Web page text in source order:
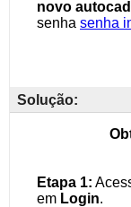
Solução: